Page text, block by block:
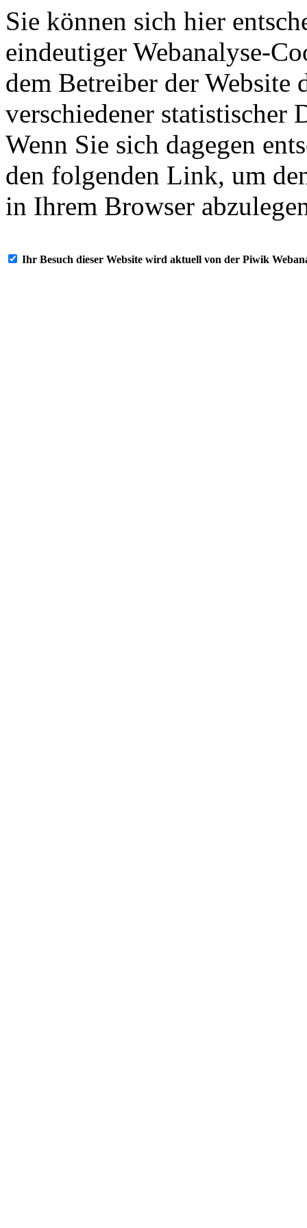
Sie können sich hier
eindeutiger Webanalyse-
dem Betreiber der Website
verschiedener statistischer
Wenn Sie sich dagegen
den folgenden Link, um
in Ihrem Browser
Ihr Besuch dieser Website wird aktuell von der Piwik